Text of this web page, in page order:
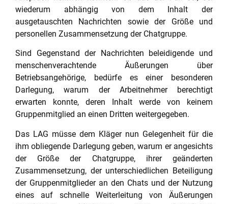
wiederum abhängig von dem Inhalt der
ausgetauschten Nachrichten sowie der Größe und
personellen Zusammensetzung der Chatgruppe.
Sind Gegenstand der Nachrichten beleidigende und
menschenverachtende Äußerungen über
Betriebsangehörige, bedürfe es einer besonderen
Darlegung, warum der Arbeitnehmer berechtigt
erwarten konnte, deren Inhalt werde von keinem
Gruppenmitglied an einen Dritten weitergegeben.
Das LAG müsse dem Kläger nun Gelegenheit für die
ihm obliegende Darlegung geben, warum er angesichts
der Größe der Chatgruppe, ihrer geänderten
Zusammensetzung, der unterschiedlichen Beteiligung
der Gruppenmitglieder an den Chats und der Nutzung
eines auf schnelle Weiterleitung von Äußerungen